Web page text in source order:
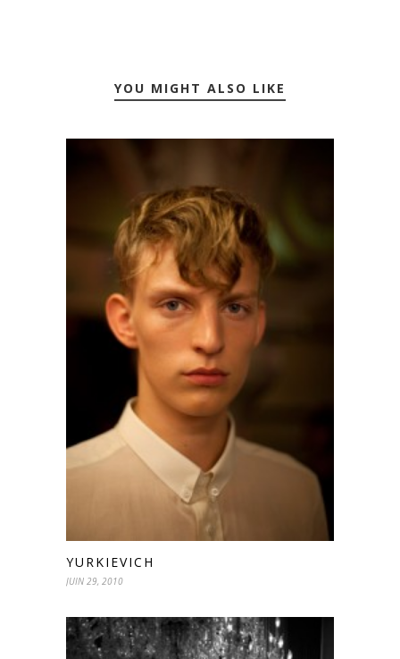
YOU MIGHT ALSO LIKE
YURKIEVICH
JUIN 29, 2010